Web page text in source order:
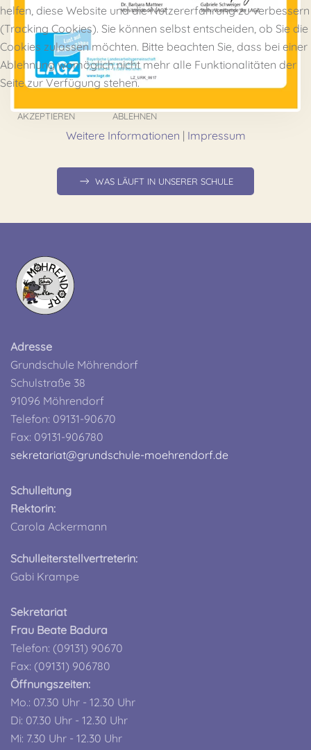
WAS LÄUFT IN UNSERER SCHULE
Adresse
Grundschule Möhrendorf
Schulstraße 38
91096 Möhrendorf
Telefon: 09131-90670
Fax: 09131-906780
sekretariat@grundschule-moehrendorf.de
Schulleitung
Rektorin:
Carola Ackermann
Schulleiterstellvertreterin:
Gabi Krampe
Sekretariat
Frau Beate Badura
Telefon: (09131) 90670
Fax: (09131) 906780
Öffnungszeiten:
Mo.: 07.30 Uhr - 12.30 Uhr
Di: 07.30 Uhr - 12.30 Uhr
Mi: 7.30 Uhr - 12.30 Uhr
helfen, diese Website und die Nutzererfahrung zu verbessern
(Tracking Cookies). Sie können selbst entscheiden, ob Sie die
Cookies zulassen möchten. Bitte beachten Sie, dass bei einer
Ablehnung womöglich nicht mehr alle Funktionalitäten der
Seite zur Verfügung stehen.
AKZEPTIEREN ABLEHNEN
Weitere Informationen | Impressum